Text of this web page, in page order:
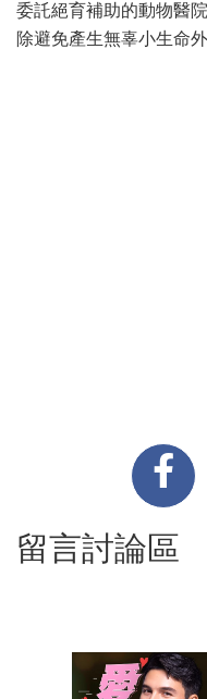
委託絕育補助的動物醫
除避免產生無辜小生命
留言討論區